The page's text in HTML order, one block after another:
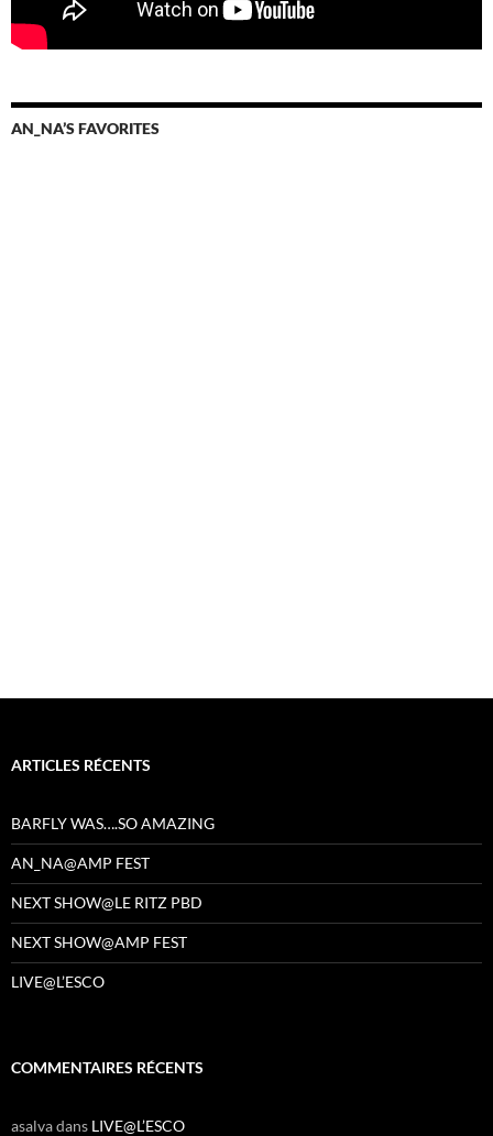
AN_NA’S FAVORITES
ARTICLES RÉCENTS
BARFLY WAS….SO AMAZING
AN_NA@AMP FEST
NEXT SHOW@LE RITZ PBD
NEXT SHOW@AMP FEST
LIVE@L’ESCO
COMMENTAIRES RÉCENTS
asalvadans LIVE@L’ESCO